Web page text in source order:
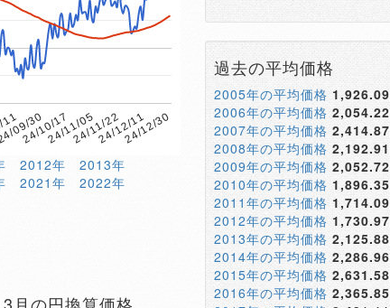
09/30
24/10/1724/11/0524/11/2224/12/1124/12/30
2012年
2013年
2021年
2022年
過去の平均価格
2005年の平均価格 1,926.09
2006年の平均価格 2,054.22
2007年の平均価格 2,414.87
2008年の平均価格 2,192.91
2009年の平均価格 2,052.72
2010年の平均価格 1,896.35
2011年の平均価格 1,714.09
2012年の平均価格 1,730.97
2013年の平均価格 2,125.88
2014年の平均価格 2,286.96
2015年の平均価格 2,631.58
2016年の平均価格 2,365.85